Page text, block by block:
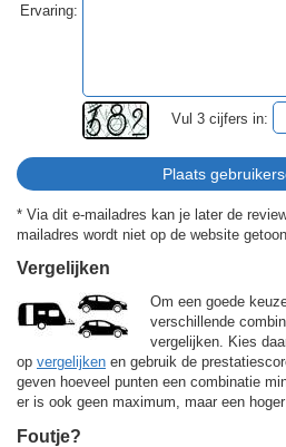
Ervaring:
Vul 3 cijfers in:
* Via dit e-mailadres kan je later de
mailadres wordt niet op de website
Vergelijken
Om een goede
verschillende
vergelijken. Kies
op vergelijken en gebruik de
geven hoeveel punten een combinatie
er is ook geen maximum, maar een
Foutje?